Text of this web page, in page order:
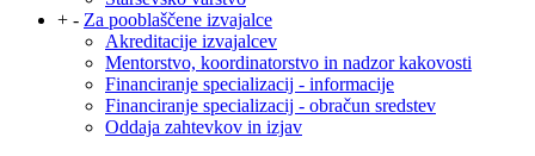
+ - Za pooblaščene izvajalce
Akreditacije izvajalcev
Mentorstvo, koordinatorstvo in nadzor kakovosti
Financiranje specializacij - informacije
Financiranje specializacij - obračun sredstev
Oddaja zahtevkov in izjav